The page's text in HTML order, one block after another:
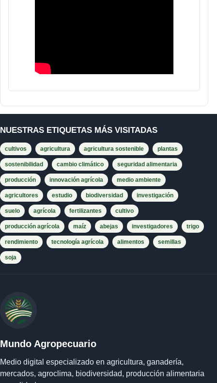
NUESTRAS ETIQUETAS MÁS VISITADAS
cultivos agricultura agricultura sostenible plantas
sostenibilidad cambio climático seguridad alimentaria
producción innovación agrícola medio ambiente
agricultores estudio biodiversidad investigación
suelo agrícola fertilizantes cultivo
producción agrícola maíz abejas investigadores trigo
rendimiento tecnología agrícola alimentos semillas
soja
Mundo Agropecuario
Medio digital especializado en agricultura, ganadería,
mercados, agroclima, biodiversidad, producción alimentaria